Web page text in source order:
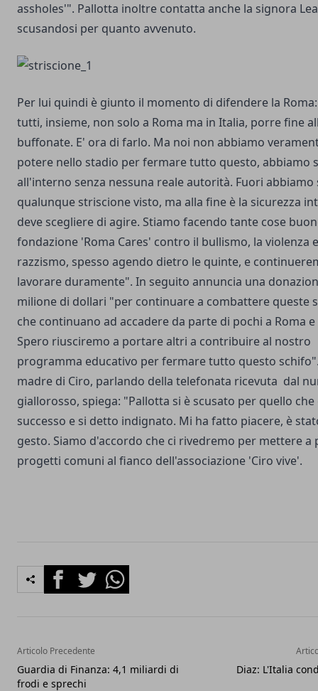
assholes'". Pallotta inoltre contatta anche la signora
scusandosi per quanto avvenuto.
Per lui quindi è giunto il momento di difendere la
tutti, insieme, non solo a Roma ma in Italia, porre fine
buffonate. E' ora di farlo. Ma noi non abbiamo
potere nello stadio per fermare tutto questo, abbiamo
all'interno senza nessuna reale autorità. Fuori
qualunque striscione visto, ma alla fine è la sicurezza
deve scegliere di agire. Stiamo facendo tante cose
fondazione 'Roma Cares' contro il bullismo, la violenza
razzismo, spesso agendo dietro le quinte, e
lavorare duramente". In seguito annuncia una
milione di dollari "per continuare a combattere queste
che continuano ad accadere da parte di pochi a Roma
Spero riusciremo a portare altri a contribuire al nostro
programma educativo per fermare tutto questo
madre di Ciro, parlando della telefonata ricevuta dal
giallorosso, spiega: "Pallotta si è scusato per quello che
successo e si detto indignato. Mi ha fatto piacere, è
gesto. Siamo d'accordo che ci rivedremo per mettere a
progetti comuni al fianco dell'associazione 'Ciro vive'.
FacebookTwitterWhatsapp
Articolo Precedente
Guardia di Finanza: 4,1 miliardi di
frodi e sprechi
Diaz: L'Italia